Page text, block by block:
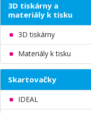
3D tiskárny a
materiály k tisku
3D tiskárny
Materiály k tisku
Skartovačky
IDEAL